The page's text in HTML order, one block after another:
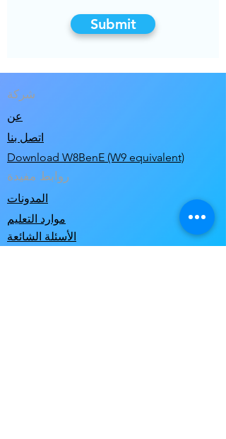
Submit
شركة
عن
اتصل بنا
روابط مفيدة
المدونات
موارد التعليم
الأسئلة الشائعة
Download W8BenE (W9 equivalent)